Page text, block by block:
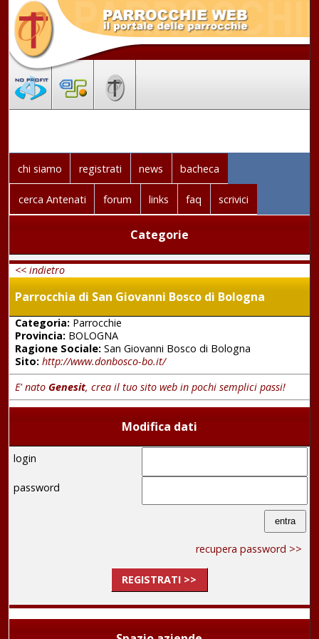
chi siamo registrati news bacheca
cerca Antenati forum links faq scrivici
Categorie
<< indietro
Parrocchia di San Giovanni Bosco di Bologna
Categoria:Parrocchie
Provincia:BOLOGNA
Ragione Sociale:San Giovanni Bosco di Bologna
Sito: http://www.donbosco-bo.it/
E' nato Genesit, crea il tuo sito web in pochi semplici passi!
Modifica dati
login
password
recupera password >>
REGISTRATI >>